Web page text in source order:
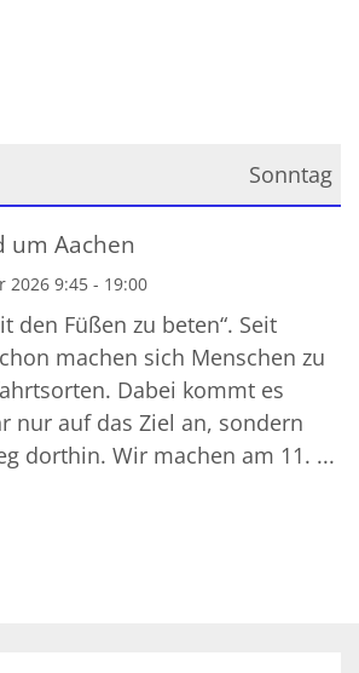
Sonntag
2026
um Aachen
2026 9:45 - 19:00
den Füßen zu beten“. Seit
machen sich Menschen zu
Dabei kommt es
nur auf das Ziel an, sondern
dorthin. Wir machen am 11. ...